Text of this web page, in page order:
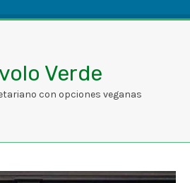
Verde
con opciones veganas